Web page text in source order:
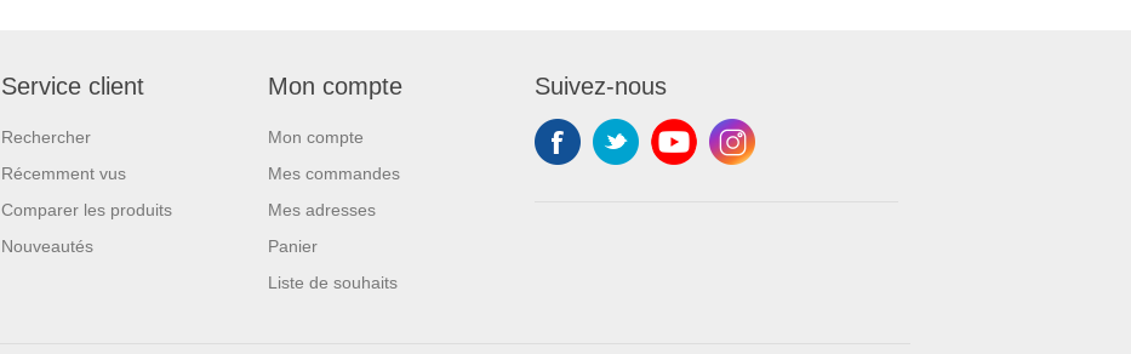
Service client
Rechercher
Récemment vus
Comparer les produits
Nouveautés
Mon compte
Mon compte
Mes commandes
Mes adresses
Panier
Liste de souhaits
Suivez-nous